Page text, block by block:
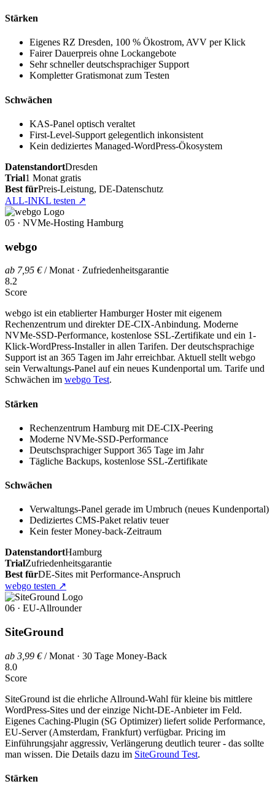
Stärken
Eigenes RZ Dresden, 100 % Ökostrom, AVV per Klick
Fairer Dauerpreis ohne Lockangebote
Sehr schneller deutschsprachiger Support
Kompletter Gratismonat zum Testen
Schwächen
KAS-Panel optisch veraltet
First-Level-Support gelegentlich inkonsistent
Kein dediziertes Managed-WordPress-Ökosystem
DatenstandortDresden
Trial1 Monat gratis
Best fürPreis-Leistung, DE-Datenschutz
ALL-INKL testen ↗
05 · NVMe-Hosting Hamburg
webgo
ab 7,95 €/ Monat · Zufriedenheitsgarantie
8.2
Score
webgo ist ein etablierter Hamburger Hoster mit eigenem
Rechenzentrum und direkter DE-CIX-Anbindung. Moderne
NVMe-SSD-Performance, kostenlose SSL-Zertifikate und ein 1-
Klick-WordPress-Installer in allen Tarifen. Der deutschsprachige
Support ist an 365 Tagen im Jahr erreichbar. Aktuell stellt webgo
sein Verwaltungs-Panel auf ein neues Kundenportal um. Tarife und
Schwächen im webgo Test.
Stärken
Rechenzentrum Hamburg mit DE-CIX-Peering
Moderne NVMe-SSD-Performance
Deutschsprachiger Support 365 Tage im Jahr
Tägliche Backups, kostenlose SSL-Zertifikate
Schwächen
Verwaltungs-Panel gerade im Umbruch (neues Kundenportal)
Dediziertes CMS-Paket relativ teuer
Kein fester Money-back-Zeitraum
DatenstandortHamburg
TrialZufriedenheitsgarantie
Best fürDE-Sites mit Performance-Anspruch
webgo testen ↗
06 · EU-Allrounder
SiteGround
ab 3,99 €/ Monat · 30 Tage Money-Back
8.0
Score
SiteGround ist die ehrliche Allround-Wahl für kleine bis mittlere
WordPress-Sites und der einzige Nicht-DE-Anbieter im Feld.
Eigenes Caching-Plugin (SG Optimizer) liefert solide Performance,
EU-Server (Amsterdam, Frankfurt) verfügbar. Pricing im
Einführungsjahr aggressiv, Verlängerung deutlich teurer - das sollte
man wissen. Die Details dazu im SiteGround Test.
Stärken